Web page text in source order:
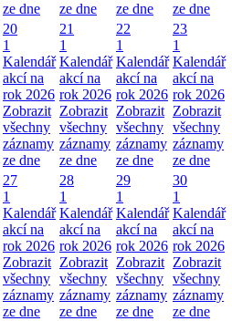
ze dne
ze dne
ze dne
ze dne
20
1
Kalendář
akcí na
rok 2026
Zobrazit
všechny
záznamy
ze dne
21
1
Kalendář
akcí na
rok 2026
Zobrazit
všechny
záznamy
ze dne
22
1
Kalendář
akcí na
rok 2026
Zobrazit
všechny
záznamy
ze dne
23
1
Kalendář
akcí na
rok 2026
Zobrazit
všechny
záznamy
ze dne
27
1
Kalendář
akcí na
rok 2026
Zobrazit
všechny
záznamy
ze dne
28
1
Kalendář
akcí na
rok 2026
Zobrazit
všechny
záznamy
ze dne
29
1
Kalendář
akcí na
rok 2026
Zobrazit
všechny
záznamy
ze dne
30
1
Kalendář
akcí na
rok 2026
Zobrazit
všechny
záznamy
ze dne